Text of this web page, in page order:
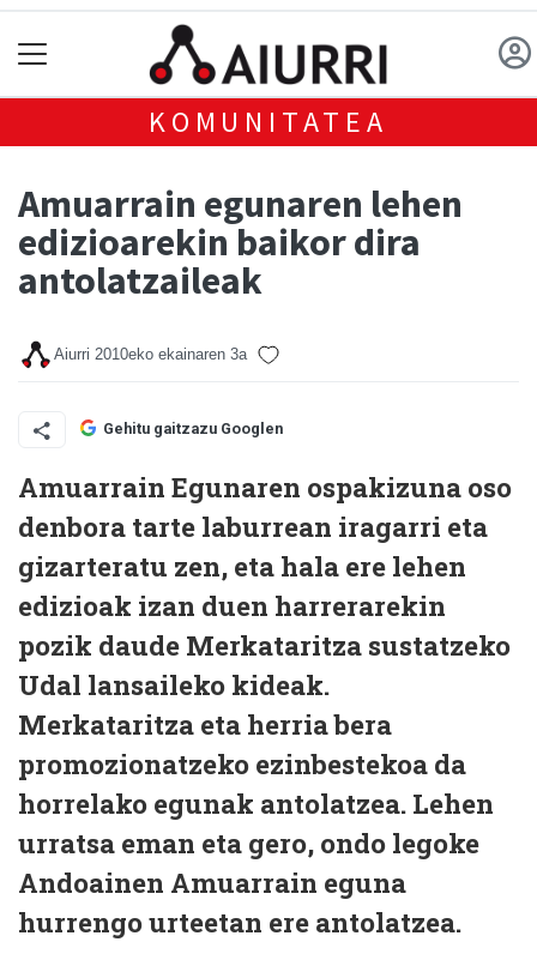
KOMUNITATEA
Amuarrain egunaren lehen
edizioarekin baikor dira
antolatzaileak
Aiurri 2010eko ekainaren 3a
Gehitu gaitzazu Googlen
Amuarrain Egunaren ospakizuna oso
denbora tarte laburrean iragarri eta
gizarteratu zen, eta hala ere lehen
edizioak izan duen harrerarekin
pozik daude Merkataritza sustatzeko
Udal lansaileko kideak.
Merkataritza eta herria bera
promozionatzeko ezinbestekoa da
horrelako egunak antolatzea. Lehen
urratsa eman eta gero, ondo legoke
Andoainen Amuarrain eguna
hurrengo urteetan ere antolatzea.